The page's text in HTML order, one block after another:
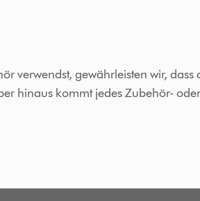
verwendst, gewährleisten wir,
hinaus kommt jedes Zubehör-